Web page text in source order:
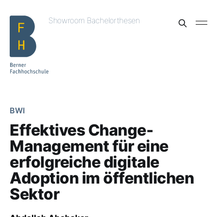
Showroom Bachelorthesen
BWI
Effektives Change-
Management für eine
erfolgreiche digitale
Adoption im öffentlichen
Sektor